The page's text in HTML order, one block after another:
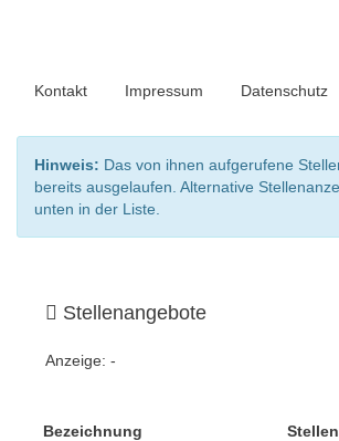
Kontakt Impressum Datenschutz
Hinweis: Das von ihnen aufgerufene
bereits ausgelaufen. Alternative
unten in der Liste.
Stellenangebote
Anzeige: -
Bezeichnung